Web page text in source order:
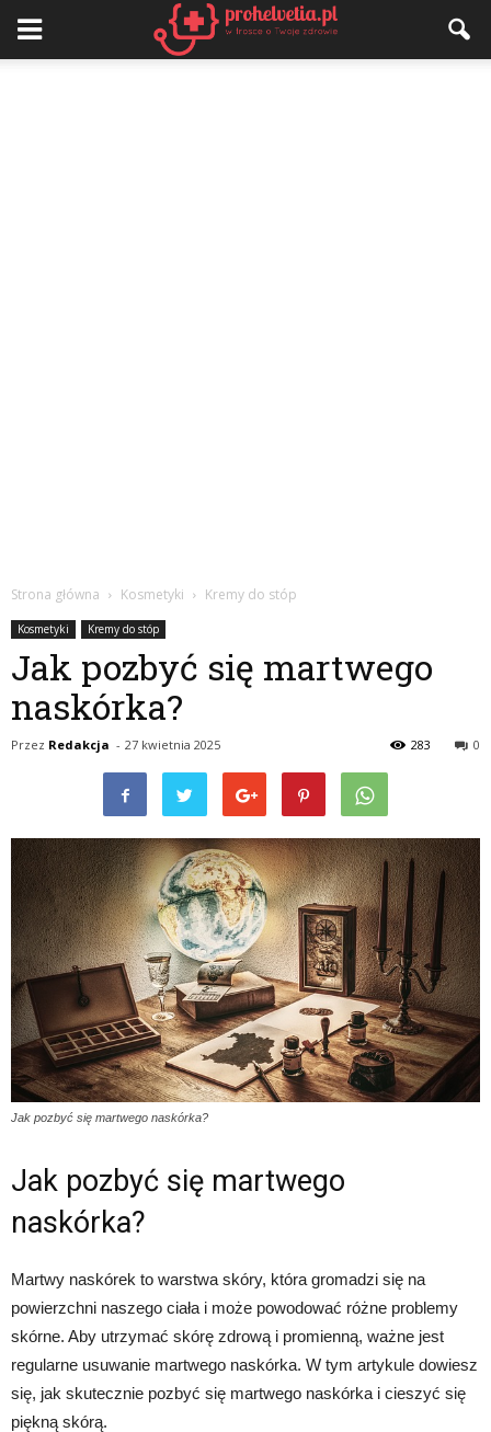
Strona główna Kosmetyki Kremy do stóp
Kosmetyki Kremy do stóp
Jak pozbyć się martwego
naskórka?
Przez Redakcja - 27 kwietnia 2025 0
283
Jak pozbyć się martwego naskórka?
Jak pozbyć się martwego
naskórka?
Martwy naskórek to warstwa skóry, która gromadzi się na
powierzchni naszego ciała i może powodować różne problemy
skórne. Aby utrzymać skórę zdrową i promienną, ważne jest
regularne usuwanie martwego naskórka. W tym artykule dowiesz
się, jak skutecznie pozbyć się martwego naskórka i cieszyć się
piękną skórą.